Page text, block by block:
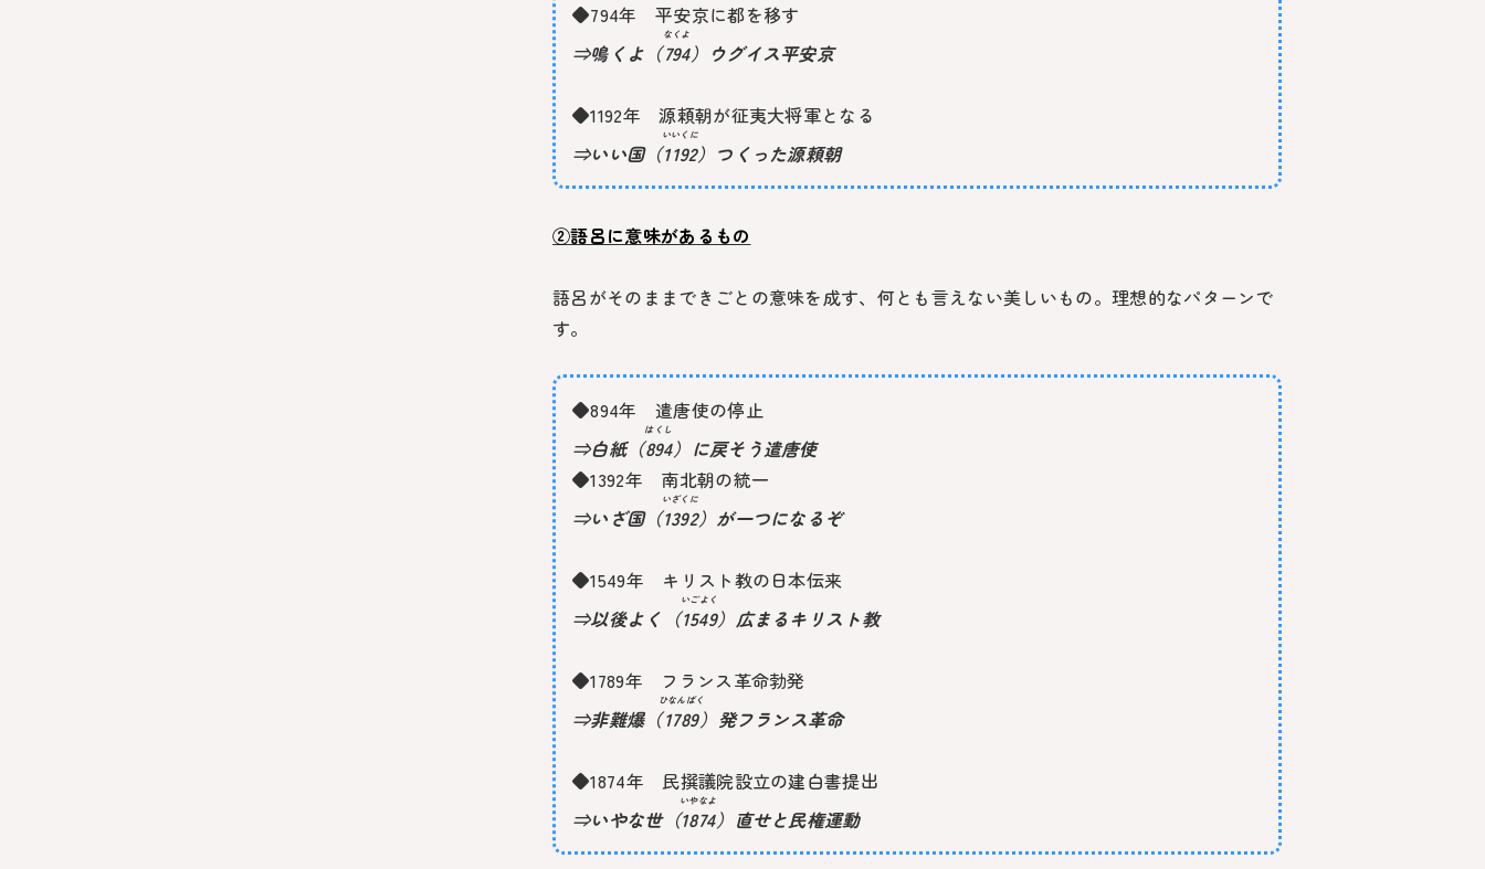
◆794年 平安京に都を移す
⇒鳴くよ（794
なくよ
）ウグイス平安京
◆1192年 源頼朝が征夷大将軍となる
⇒いい国（1192
いいくに
）つくった源頼朝
②語呂に意味があるもの
語呂がそのままできごとの意味を成す、何とも言えない美しいもの。理想的なパターンで
す。
◆894年 遣唐使の停止
⇒白紙（894
はくし
）に戻そう遣唐使
◆1392年 南北朝の統一
⇒いざ国（1392
いざくに
）が一つになるぞ
◆1549年 キリスト教の日本伝来
⇒以後よく（1549
いごよく
）広まるキリスト教
◆1789年 フランス革命勃発
⇒非難爆（1789
ひなんばく
）発フランス革命
◆1874年 民撰議院設立の建白書提出
⇒いやな世（1874
いやなよ
）直せと民権運動